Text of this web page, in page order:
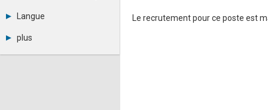
Par métier
Par contrat
Langue
Español
plus
Actualités
Le recrutement pour ce poste est